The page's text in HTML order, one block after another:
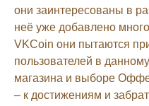
они заинтересованы в
неё уже добавлено
VKCoin они пытаются
пользователей в
магазина и выборе
– к достижениям и